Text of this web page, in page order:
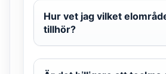
Hur vet jag vilket
tillhör?